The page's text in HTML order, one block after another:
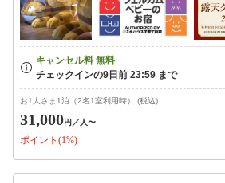
お1人さま1泊（2名1室利用時） (税込)
31,000円 ／人〜
ポイント(1%)